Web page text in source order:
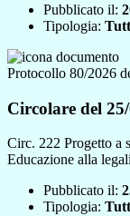
Pubblicato il:
Tipologia:
Protocollo 80/2026
Circolare del
Circ. 222 Progetto a
Educazione alla
Pubblicato il:
Tipologia: